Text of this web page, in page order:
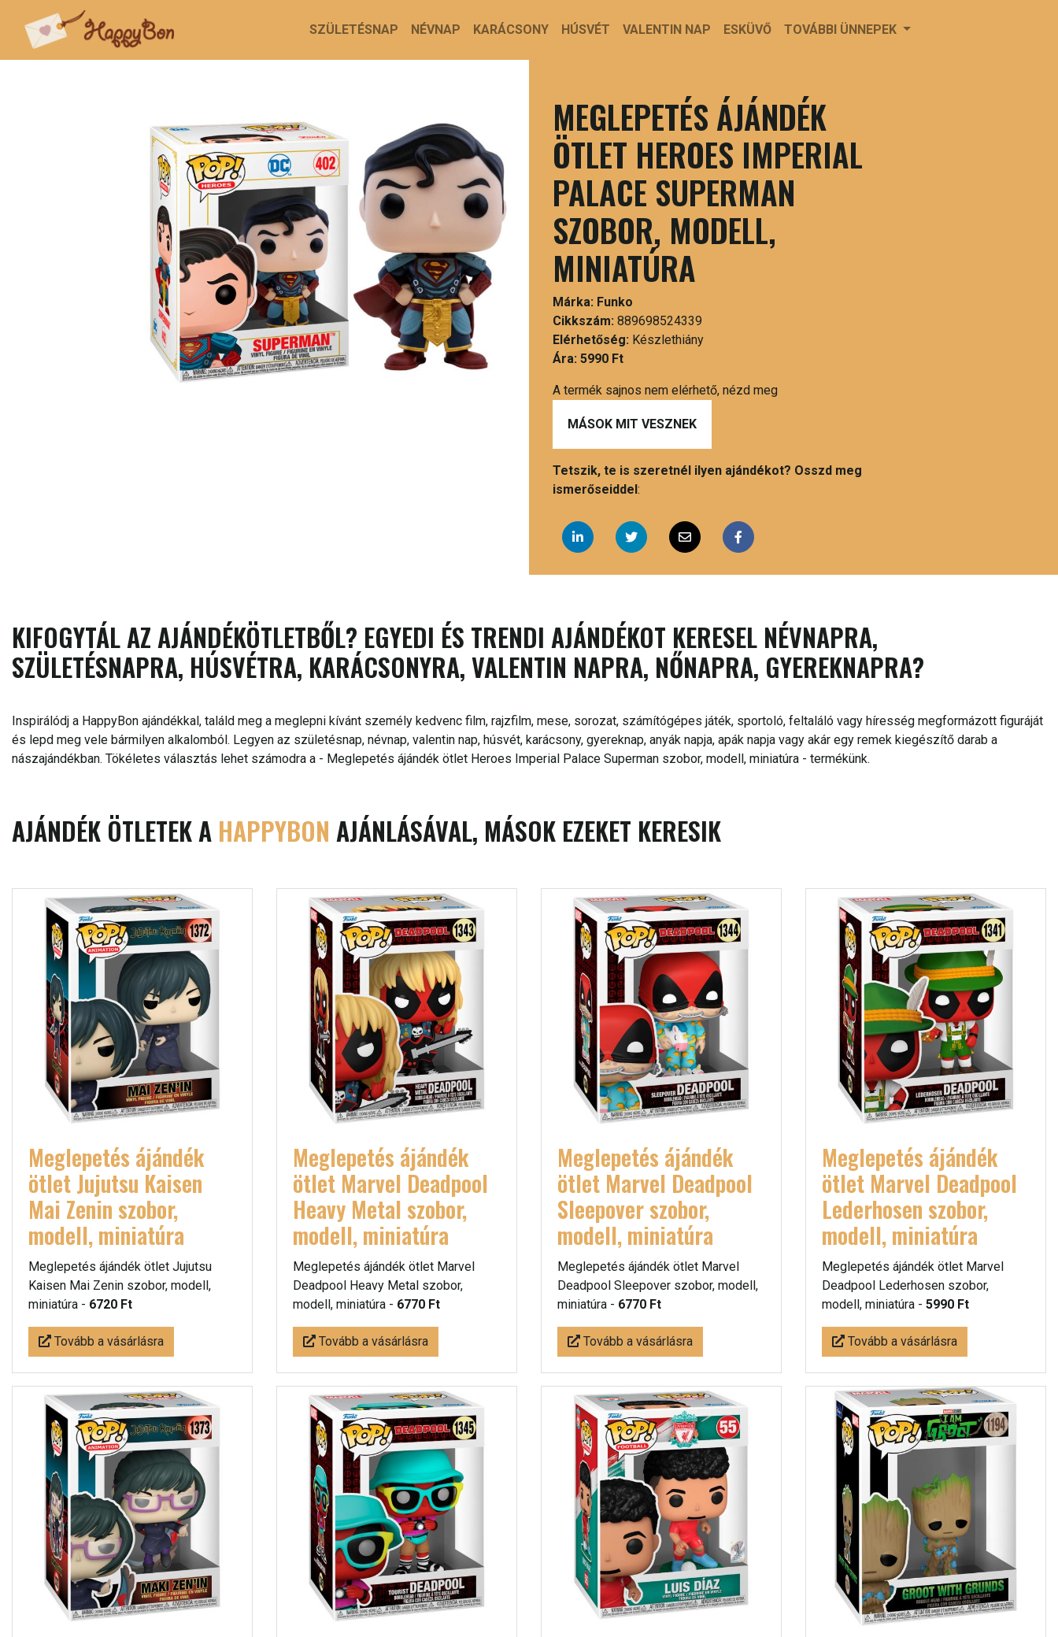
SZÜLETÉSNAP NÉVNAP KARÁCSONY HÚSVÉT VALENTIN NAP ESKÜVŐ TOVÁBBI ÜNNEPEK
MEGLEPETÉS ÁJÁNDÉK
ÖTLET HEROES IMPERIAL
PALACE SUPERMAN
SZOBOR, MODELL,
MINIATÚRA
Márka: Funko
Cikkszám: 889698524339
Elérhetőség: Készlethiány
Ára: 5990 Ft
A termék sajnos nem elérhető, nézd meg
MÁSOK MIT VESZNEK
Tetszik, te is szeretnél ilyen ajándékot? Osszd meg
ismerőseiddel:
KIFOGYTÁL AZ AJÁNDÉKÖTLETBŐL? EGYEDI ÉS TRENDI AJÁNDÉKOT KERESEL NÉVNAPRA,
SZÜLETÉSNAPRA, HÚSVÉTRA, KARÁCSONYRA, VALENTIN NAPRA, NŐNAPRA, GYEREKNAPRA?
Inspirálódj a HappyBon ajándékkal, találd meg a meglepni kívánt személy kedvenc film, rajzfilm, mese, sorozat, számítógépes játék, sportoló, feltaláló vagy híresség megformázott figuráját
és lepd meg vele bármilyen alkalomból. Legyen az születésnap, névnap, valentin nap, húsvét, karácsony, gyereknap, anyák napja, apák napja vagy akár egy remek kiegészítő darab a
nászajándékban. Tökéletes választás lehet számodra a - Meglepetés ájándék ötlet Heroes Imperial Palace Superman szobor, modell, miniatúra - termékünk.
AJÁNDÉK ÖTLETEK A HAPPYBON AJÁNLÁSÁVAL, MÁSOK EZEKET KERESIK
Meglepetés ájándék
ötlet Jujutsu Kaisen
Mai Zenin szobor,
modell, miniatúra
Meglepetés ájándék ötlet Jujutsu
Kaisen Mai Zenin szobor, modell,
miniatúra - 6720 Ft
Tovább a vásárlásra
Meglepetés ájándék
ötlet Marvel Deadpool
Heavy Metal szobor,
modell, miniatúra
Meglepetés ájándék ötlet Marvel
Deadpool Heavy Metal szobor,
modell, miniatúra - 6770 Ft
Tovább a vásárlásra
Meglepetés ájándék
ötlet Marvel Deadpool
Sleepover szobor,
modell, miniatúra
Meglepetés ájándék ötlet Marvel
Deadpool Sleepover szobor, modell,
miniatúra - 6770 Ft
Tovább a vásárlásra
Meglepetés ájándék
ötlet Marvel Deadpool
Lederhosen szobor,
modell, miniatúra
Meglepetés ájándék ötlet Marvel
Deadpool Lederhosen szobor,
modell, miniatúra - 5990 Ft
Tovább a vásárlásra